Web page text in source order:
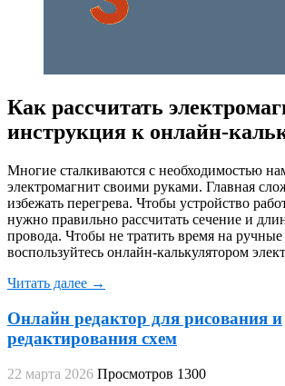
Как рассчитать
инструкция к онлайн-
Многие сталкиваются с необходимостью
электромагнит своими руками. Главная
избежать перегрева. Чтобы устройство
нужно правильно рассчитать сечение и
провода. Чтобы не тратить время на
воспользуйтесь онлайн-калькулятором
Читать далее →
Онлайн редактор для рисования и
редактирования схем
22 марта 2026 Просмотров 1300